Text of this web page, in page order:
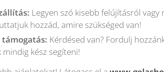
Legyen szó kisebb felújításról
hozzád, amire szükséged van!
Kérdésed van? Fordulj
mindig kész segíteni!